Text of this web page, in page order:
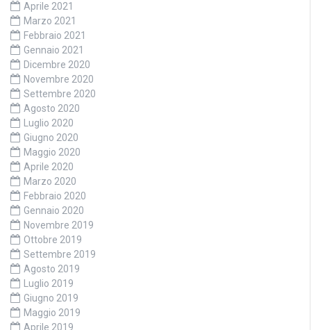
Aprile 2021
Marzo 2021
Febbraio 2021
Gennaio 2021
Dicembre 2020
Novembre 2020
Settembre 2020
Agosto 2020
Luglio 2020
Giugno 2020
Maggio 2020
Aprile 2020
Marzo 2020
Febbraio 2020
Gennaio 2020
Novembre 2019
Ottobre 2019
Settembre 2019
Agosto 2019
Luglio 2019
Giugno 2019
Maggio 2019
Aprile 2019